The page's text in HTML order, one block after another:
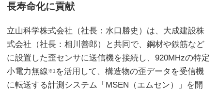
長寿命化に貢献
立山科学株式会社（社長：水口勝史）は、大成建設株
式会社（社長：相川善郎）と共同で、鋼材や鉄筋など
に設置した歪センサに送信機を接続し、920MHzの特定
小電力無線※1 を活用して、構造物の歪データを受信機
に転送する計測システム「MSEN（エムセン）」を開